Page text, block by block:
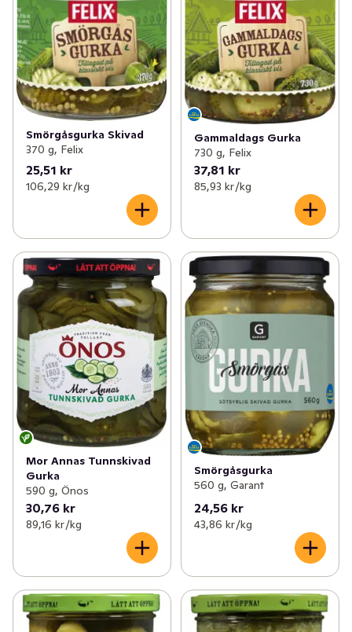
Smörgåsgurka Skivad
370 g, Felix
25,51 kr
106,29 kr /kg
Gammaldags Gurka
730 g, Felix
37,81 kr
85,93 kr /kg
Mor Annas Tunnskivad
Gurka
590 g, Önos
30,76 kr
89,16 kr /kg
Smörgåsgurka
560 g, Garant
24,56 kr
43,86 kr /kg